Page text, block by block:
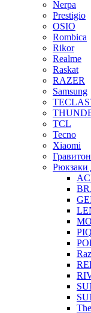
Nerpa
Prestigio
OSIO
Rombica
Rikor
Realme
Raskat
RAZER
Samsung
TCL
Tecno
Xiaomi
Гравитон
Рюкзаки